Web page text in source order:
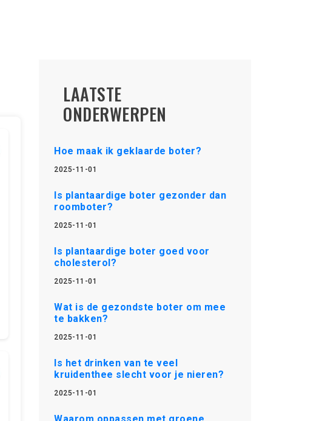
LAATSTE
ONDERWERPEN
Hoe maak ik geklaarde boter?
2025-11-01
Is plantaardige boter gezonder dan
roomboter?
2025-11-01
Is plantaardige boter goed voor
cholesterol?
2025-11-01
Wat is de gezondste boter om mee
te bakken?
2025-11-01
Is het drinken van te veel
kruidenthee slecht voor je nieren?
2025-11-01